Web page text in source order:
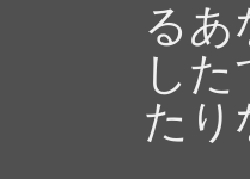
るあ
し
たり
…。